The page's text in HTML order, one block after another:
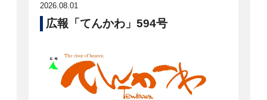
2026.08.01
広報「てんかわ」594号